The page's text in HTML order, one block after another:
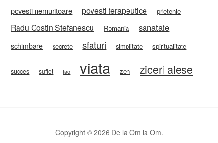
povesti nemuritoare povesti terapeutice prietenie
Radu Costin Stefanescu Romania sanatate
schimbare secrete sfaturi simplitate spiritualitate
succes suflet tao viata zen ziceri alese
Copyright © 2026 De la Om la Om.